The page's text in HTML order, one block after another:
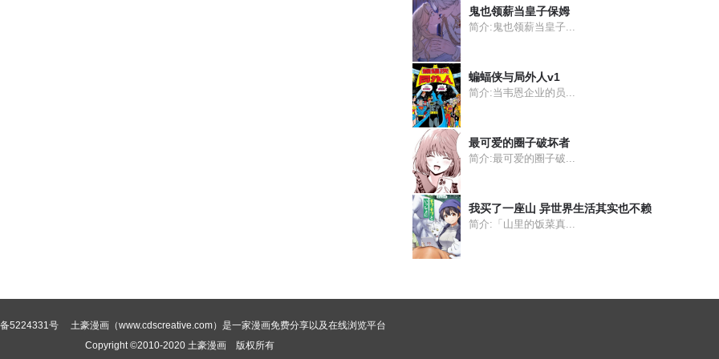
鬼也领薪当皇子保姆
简介:鬼也领薪当皇子...
蝙蝠侠与局外人v1
简介:当韦恩企业的员...
最可爱的圈子破坏者
简介:最可爱的圈子破...
我买了一座山 异世界生活其实也不赖
简介:「山里的饭菜真...
5224331号
土豪漫画（www.cdscreative.com）是一家漫画免费分享以及在线浏览平台
Copyright ©2010-2020 土豪漫画 版权所有